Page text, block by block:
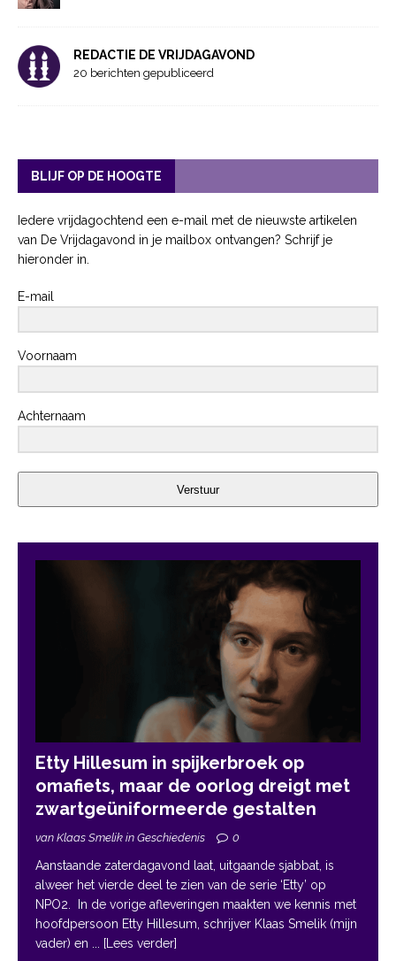
REDACTIE DE VRIJDAGAVOND
20 berichten gepubliceerd
BLIJF OP DE HOOGTE
Iedere vrijdagochtend een e-mail met de nieuwste artikelen
van De Vrijdagavond in je mailbox ontvangen? Schrijf je
hieronder in.
E-mail
Voornaam
Achternaam
Verstuur
Etty Hillesum in spijkerbroek op
omafiets, maar de oorlog dreigt met
zwartgeüniformeerde gestalten
van Klaas Smelik in Geschiedenis 0
Aanstaande zaterdagavond laat, uitgaande sjabbat, is
alweer het vierde deel te zien van de serie ‘Etty’ op
NPO2. In de vorige afleveringen maakten we kennis met
hoofdpersoon Etty Hillesum, schrijver Klaas Smelik (mijn
vader) en
... [Lees verder]